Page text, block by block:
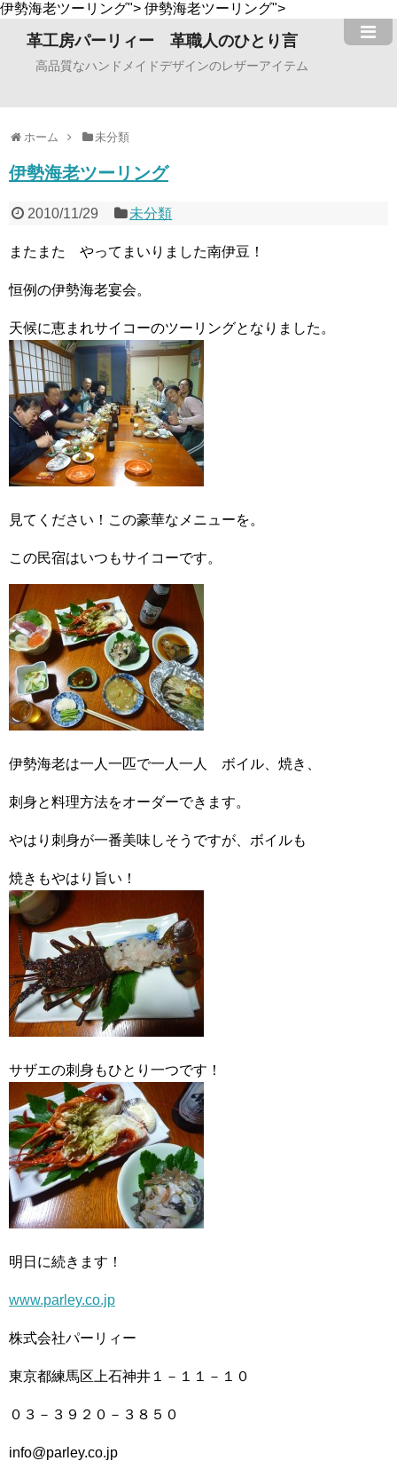
伊勢海老ツーリング"> 伊勢海老ツーリング">
革工房パーリィー 革職人のひとり言
高品質なハンドメイドデザインのレザーアイテム
ホーム 未分類
伊勢海老ツーリング
2010/11/29 未分類
またまた やってまいりました南伊豆！
恒例の伊勢海老宴会。
天候に恵まれサイコーのツーリングとなりました。
見てください！この豪華なメニューを。
この民宿はいつもサイコーです。
伊勢海老は一人一匹で一人一人 ボイル、焼き、
刺身と料理方法をオーダーできます。
やはり刺身が一番美味しそうですが、ボイルも
焼きもやはり旨い！
サザエの刺身もひとり一つです！
明日に続きます！
www.parley.co.jp
株式会社パーリィー
東京都練馬区上石神井１－１１－１０
０３－３９２０－３８５０
info@parley.co.jp